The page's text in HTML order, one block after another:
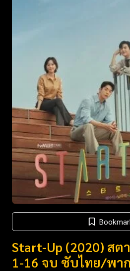
Start-Up (2020) ส
1-16 จบ ซับไทย/พา